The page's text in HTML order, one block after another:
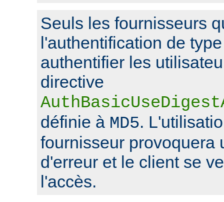
Seuls les fournisseurs
l'authentification de
authentifier les
directive
définie à MD5.
fournisseur provoquera
d'erreur et le client se
l'accès.